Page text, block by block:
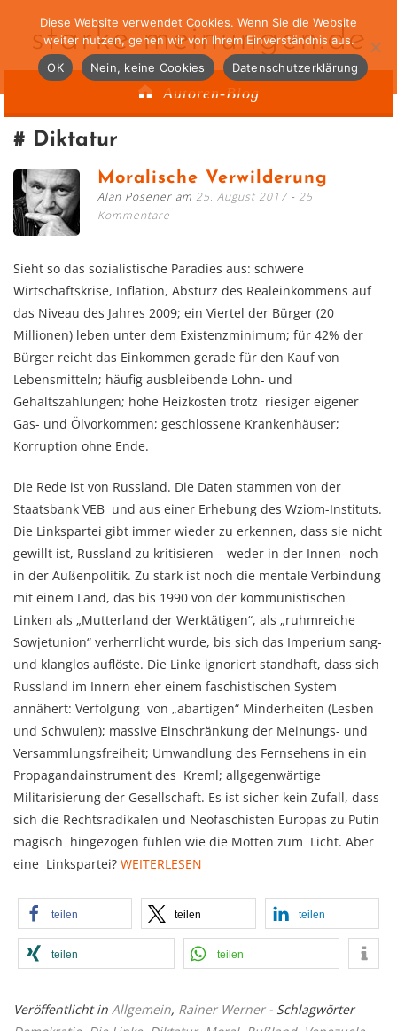
starke-meinungen.de
Autoren-Blog
Diktatur
Moralische Verwilderung
Alan Posener am 25. August 2017
25
Kommentare
Sieht so das sozialistische Paradies aus: schwere
Wirtschaftskrise, Inflation, Absturz des Realeinkommens auf
das Niveau des Jahres 2009; ein Viertel der Bürger (20
Millionen) leben unter dem Existenzminimum; für 42% der
Bürger reicht das Einkommen gerade für den Kauf von
Lebensmitteln; häufig ausbleibende Lohn- und
Gehaltszahlungen; hohe Heizkosten trotz riesiger eigener
Gas- und Ölvorkommen; geschlossene Krankenhäuser;
Korruption ohne Ende.
Die Rede ist von Russland. Die Daten stammen von der
Staatsbank VEB und aus einer Erhebung des Wziom-Instituts.
Die Linkspartei gibt immer wieder zu erkennen, dass sie nicht
gewillt ist, Russland zu kritisieren – weder in der Innen- noch
in der Außenpolitik. Zu stark ist noch die mentale Verbindung
mit einem Land, das bis 1990 von der kommunistischen
Linken als „Mutterland der Werktätigen“, als „ruhmreiche
Sowjetunion“ verherrlicht wurde, bis sich das Imperium sang-
und klanglos auflöste. Die Linke ignoriert standhaft, dass sich
Russland im Innern eher einem faschistischen System
annähert: Verfolgung von „abartigen“ Minderheiten (Lesben
und Schwulen); massive Einschränkung der Meinungs- und
Versammlungsfreiheit; Umwandlung des Fernsehens in ein
Propagandainstrument des Kreml; allgegenwärtige
Militarisierung der Gesellschaft. Es ist sicher kein Zufall, dass
sich die Rechtsradikalen und Neofaschisten Europas zu Putin
magisch hingezogen fühlen wie die Motten zum Licht. Aber
eine Linkspartei? WEITERLESEN
teilen teilen teilen
teilen teilen
Veröffentlicht in Allgemein, Rainer Werner - Schlagwörter
Diese Website verwendet Cookies. Wenn Sie die Website
weiter nutzen, gehen wir von Ihrem Einverständnis aus.
OK
Nein, keine Cookies Datenschutzerklärung